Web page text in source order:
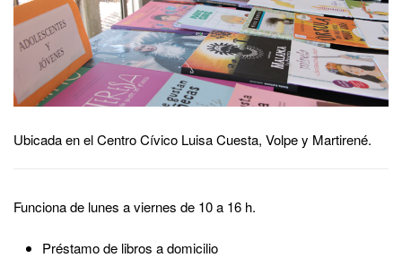
Ubicada en el Centro Cívico Luisa Cuesta, Volpe y Martirené.
Funciona de lunes a viernes de 10 a 16 h.
Préstamo de libros a domicilio